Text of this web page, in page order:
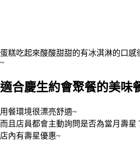
蛋糕吃起來酸酸甜甜的有冰淇淋的口感
~
適合慶生約會聚餐的美味
用餐環境很漂亮舒適~
而且店員都會主動詢問是否為當月壽星
店內有壽星優惠~